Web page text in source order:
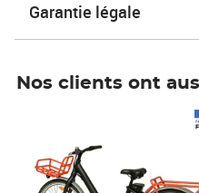
Garantie légale
Nos clients ont